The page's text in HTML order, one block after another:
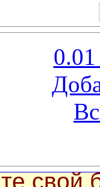
свой